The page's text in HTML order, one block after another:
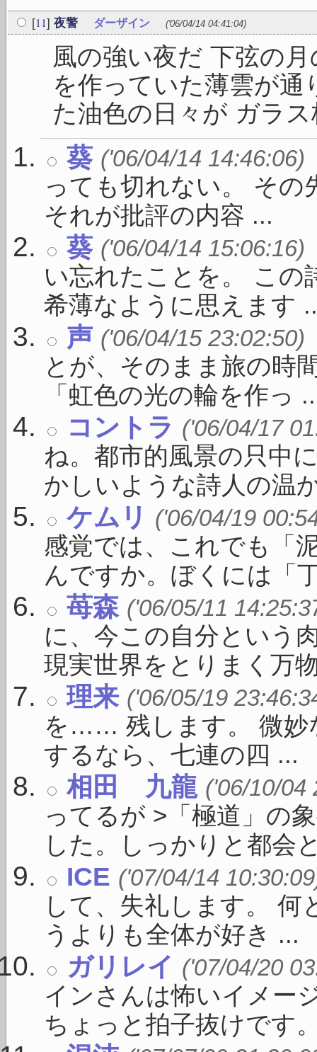
[11] 夜警 ダーザイン ('06/04/14 04:41:04)
風の強い夜だ 下弦の
を作っていた薄雲が通
た油色の日々が ガラ
葵 ('06/04/14 14:46:06)
っても切れない。 そ
それが批評の内容 ...
葵 ('06/04/14 15:06:16)
い忘れたことを。 この
希薄なように思えます
声 ('06/04/15 23:02:50)
とが、そのまま旅の時
「虹色の光の輪を作っ
コントラ ('06/04/17
ね。都市的風景の只中
かしいような詩人の温
ケムリ ('06/04/19
感覚では、これでも「
んですか。ぼくには「
苺森 ('06/05/11
に、今この自分という
現実世界をとりまく万
理来 ('06/05/19
を…… 残します。 微妙
するなら、七連の四 ...
相田 九龍 ('06/10/04
ってるが >「極道」の
した。しっかりと都会
ICE ('07/04/14
して、失礼します。
うよりも全体が好き ...
ガリレイ ('07/04/20
インさんは怖いイメー
ちょっと拍子抜けです